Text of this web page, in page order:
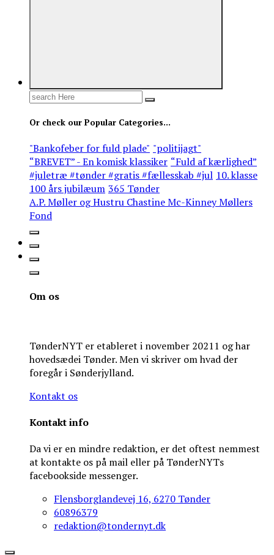
Search
Or check our Popular Categories...
"Bankofeber for fuld plade" "politijagt"
“BREVET” - En komisk klassiker “Fuld af kærlighed”
#juletræ #tønder #gratis #fællesskab #jul 10. klasse
100 års jubilæum 365 Tønder
A.P. Møller og Hustru Chastine Mc-Kinney Møllers
Fond
Om os
TønderNYT er etableret i november 20211 og har
hovedsædei Tønder. Men vi skriver om hvad der
foregår i Sønderjylland.
Kontakt os
Kontakt info
Da vi er en mindre redaktion, er det oftest nemmest
at kontakte os på mail eller på TønderNYTs
facebookside messenger.
Flensborglandevej 16, 6270 Tønder
60896379
redaktion@tondernyt.dk